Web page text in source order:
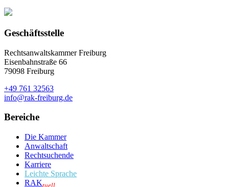
Geschäftsstelle
Rechtsanwaltskammer Freiburg
Eisenbahnstraße 66
79098 Freiburg
+49 761 32563
info@rak-freiburg.de
Bereiche
Die Kammer
Anwaltschaft
Rechtsuchende
Karriere
Leichte Sprache
RAKtuell